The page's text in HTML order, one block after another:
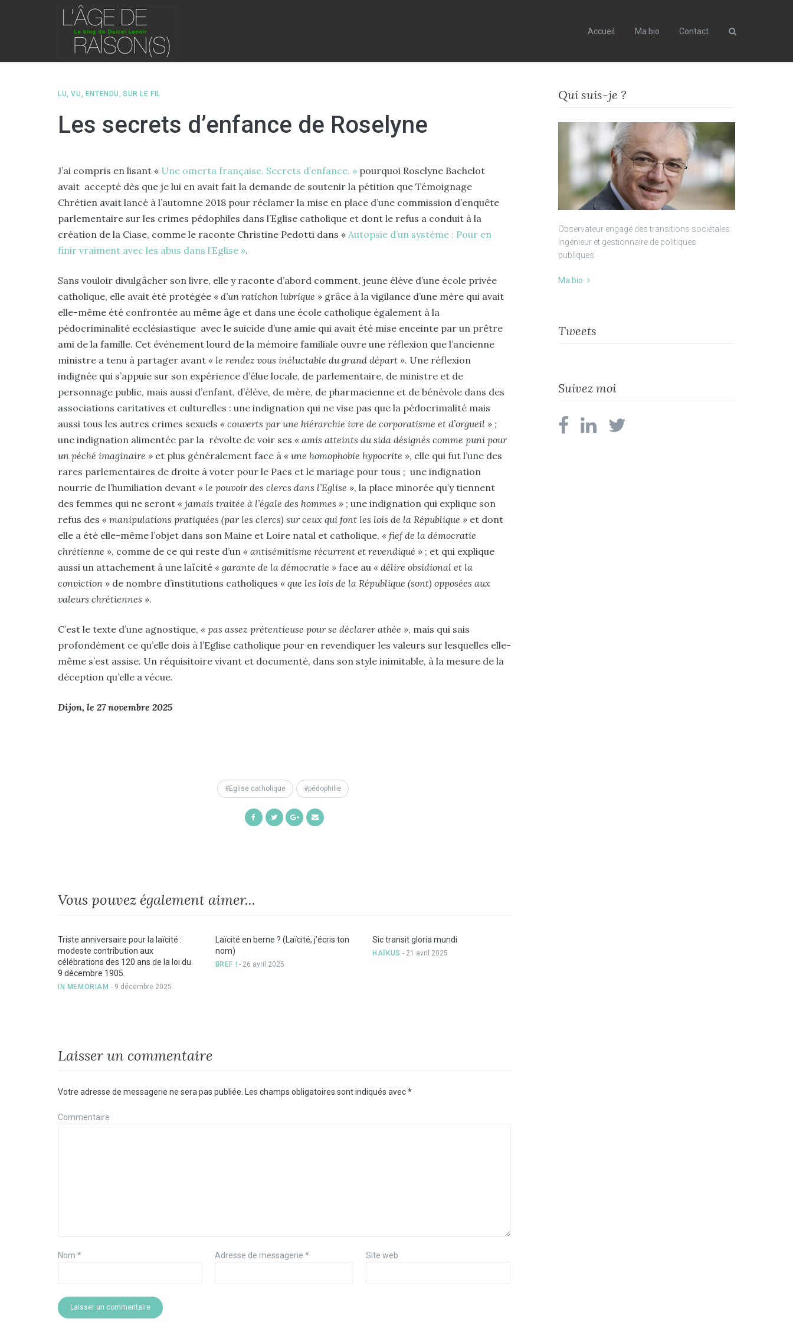
to
Accueil Ma bio Contact
LU, VU, ENTENDU , SUR LE FIL
Les secrets d’enfance de Roselyne
J’ai compris en lisant « Une omerta française. Secrets d’enfance. » pourquoi Roselyne Bachelot
avait accepté dès que je lui en avait fait la demande de soutenir la pétition que Témoignage
Chrétien avait lancé à l’automne 2018 pour réclamer la mise en place d’une commission d’enquête
parlementaire sur les crimes pédophiles dans l’Eglise catholique et dont le refus a conduit à la
création de la Ciase, comme le raconte Christine Pedotti dans « Autopsie d’un système : Pour en
finir vraiment avec les abus dans l’Eglise ».
Sans vouloir divulgâcher son livre, elle y raconte d’abord comment, jeune élève d’une école privée
catholique, elle avait été protégée « d’un ratichon lubrique » grâce à la vigilance d’une mère qui avait
elle-même été confrontée au même âge et dans une école catholique également à la
pédocriminalité ecclésiastique avec le suicide d’une amie qui avait été mise enceinte par un prêtre
ami de la famille. Cet événement lourd de la mémoire familiale ouvre une réflexion que l’ancienne
ministre a tenu à partager avant « le rendez vous inéluctable du grand départ ». Une réflexion
indignée qui s’appuie sur son expérience d’élue locale, de parlementaire, de ministre et de
personnage public, mais aussi d’enfant, d’élève, de mère, de pharmacienne et de bénévole dans des
associations caritatives et culturelles : une indignation qui ne vise pas que la pédocrimalité mais
aussi tous les autres crimes sexuels « couverts par une hiérarchie ivre de corporatisme et d’orgueil » ;
une indignation alimentée par la révolte de voir ses « amis atteints du sida désignés comme puni pour
un péché imaginaire » et plus généralement face à « une homophobie hypocrite », elle qui fut l’une des
rares parlementaires de droite à voter pour le Pacs et le mariage pour tous ; une indignation
nourrie de l’humiliation devant « le pouvoir des clercs dans l’Eglise », la place minorée qu’y tiennent
des femmes qui ne seront « jamais traitée à l’égale des hommes » ; une indignation qui explique son
refus des « manipulations pratiquées (par les clercs) sur ceux qui font les lois de la République » et dont
elle a été elle-même l’objet dans son Maine et Loire natal et catholique, « fief de la démocratie
chrétienne », comme de ce qui reste d’un « antisémitisme récurrent et revendiqué » ; et qui explique
aussi un attachement à une laïcité « garante de la démocratie » face au « délire obsidional et la
conviction » de nombre d’institutions catholiques « que les lois de la République (sont) opposées aux
valeurs chrétiennes ».
C’est le texte d’une agnostique, « pas assez prétentieuse pour se déclarer athée », mais qui sais
profondément ce qu’elle dois à l’Eglise catholique pour en revendiquer les valeurs sur lesquelles elle-
même s’est assise. Un réquisitoire vivant et documenté, dans son style inimitable, à la mesure de la
déception qu’elle a vécue.
Dijon, le 27 novembre 2025
Eglise catholique pédophilie
ShareShareShare
Vous pouvez également aimer...
Triste anniversaire pour la laïcité :
modeste contribution aux
célébrations des 120 ans de la loi du
9 décembre 1905.
IN MEMORIAM - 9 décembre 2025
Laïcité en berne ? (Laïcité, j’écris ton
nom)
BREF ! - 26 avril 2025
Sic transit gloria mundi
HAÏKUS - 21 avril 2025
Laisser un commentaire
Votre adresse de messagerie ne sera pas publiée. Les champs obligatoires sont indiqués avec*
Commentaire
Nom * Adresse de messagerie* Site web
Qui suis-je ?
Observateur engagé des transitions sociétales.
Ingénieur et gestionnaire de politiques
publiques.
Ma bio
Tweets
Suivez moi
facebooklinkedin